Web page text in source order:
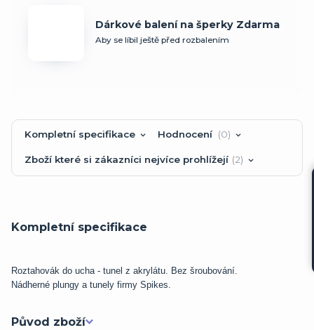
Dárkové balení na šperky Zdarma
Aby se líbil ještě před rozbalením
Kompletní specifikace Hodnocení 0
Zboží které si zákazníci nejvíce prohlížejí 2
Kompletní specifikace
Roztahovák do ucha - tunel z akrylátu. Bez šroubování.
Nádherné plungy a tunely firmy Spikes.
Původ zboží